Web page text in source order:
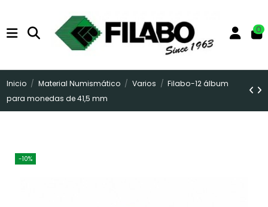
0
Inicio Material Numismático Varios
Filabo-12 álbum
para monedas de 41,5 mm
-10%